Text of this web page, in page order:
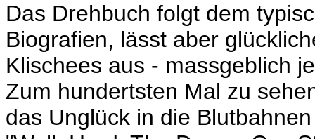
Das Drehbuch folgt dem
Biografien, lässt aber
Klischees aus - massgeblich
Zum hundertsten Mal zu
das Unglück in die